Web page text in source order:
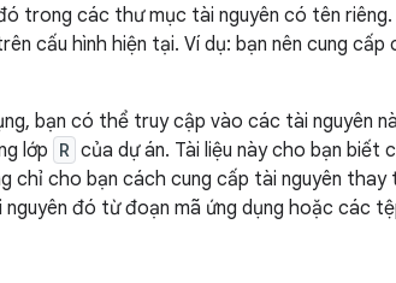
trong các thư mục tài nguyên có tên
cấu hình hiện tại. Ví dụ: bạn nên cung
bạn có thể truy cập vào các tài nguyên
lớp R của dự án. Tài liệu này cho bạn biết
chỉ cho bạn cách cung cấp tài nguyên
đó từ đoạn mã ứng dụng hoặc các